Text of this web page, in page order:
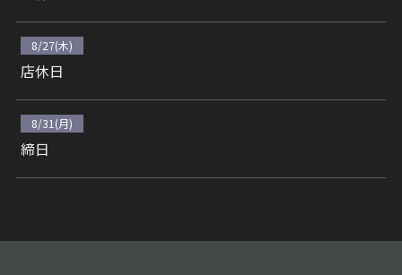
8/27(木)
店休日
8/31(月)
締日